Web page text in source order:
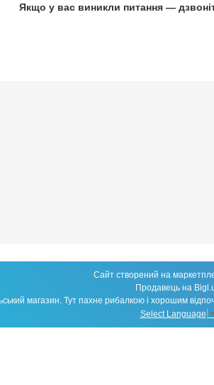
Якщо у вас виникли питання —
Сайт створений на
Продавець на
Select Language ▼